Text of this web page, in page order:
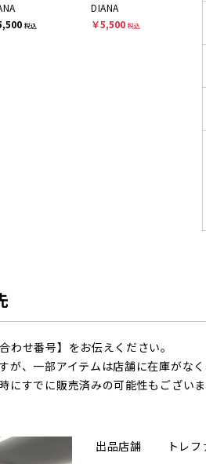
税込
DIANA
￥5,500 税込
わせ番号】をお伝えください。
、一部アイテムは店舗に在庫がな
にすでに販売済みの可能性もござい
出品店舗
トレ